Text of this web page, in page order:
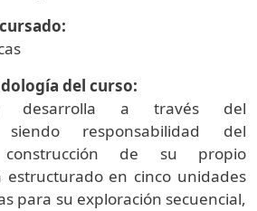
del curso:
desarrolla a través del
siendo responsabilidad del
de su propio
estructurado en cinco unidades
para su exploración secuencial,